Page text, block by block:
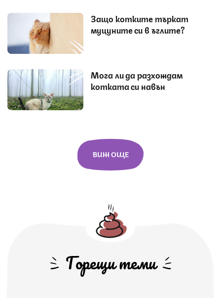
Защо котките търкат
муцуните си в ъглите?
Мога ли да разхождам
котката си навън
ВИЖ ОЩЕ
Горещи теми